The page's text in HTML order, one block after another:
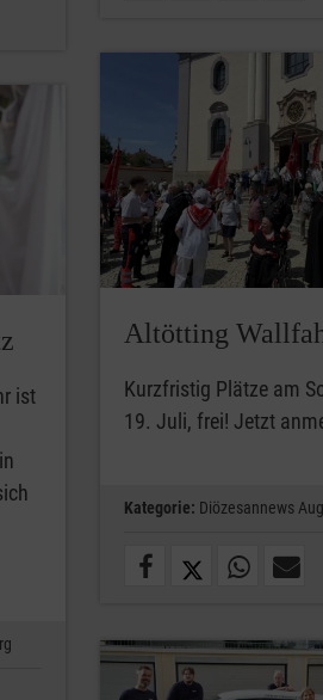
Altötting
Kurzfristig Plätze am
19. Juli, frei! Jetzt
Kategorie: Diözesannews
ist